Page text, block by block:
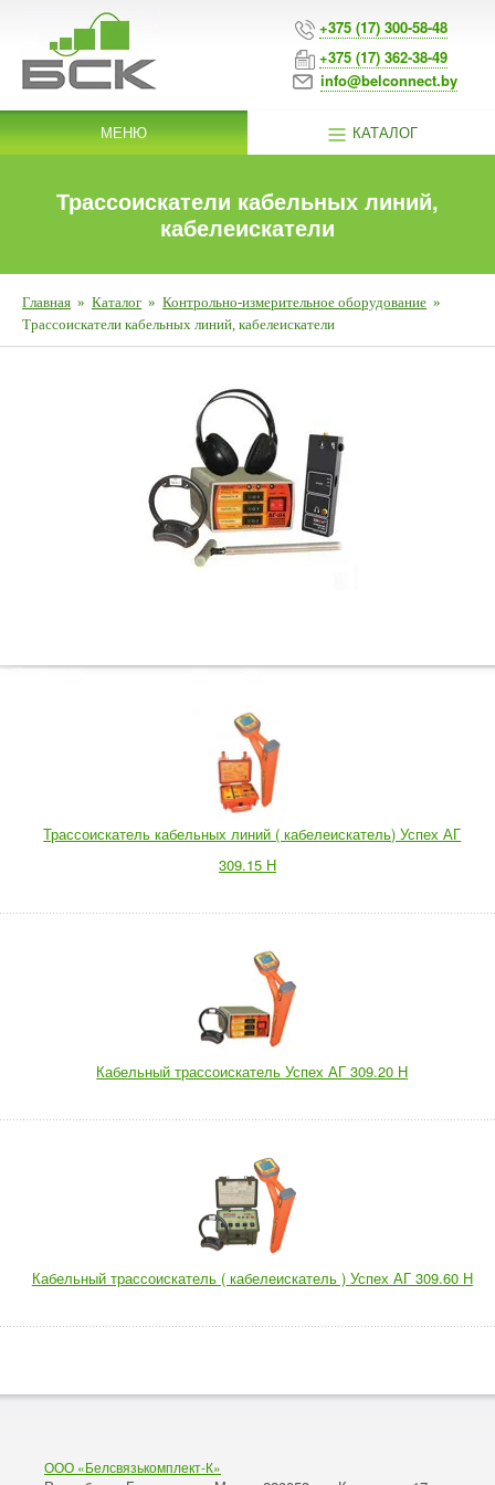
+375 (17) 300-58-48
+375 (17) 362-38-49
info@belconnect.by
МЕНЮ КАТАЛОГ
Трассоискатели кабельных линий,
кабелеискатели
Главная » Каталог » Контрольно-измерительное оборудование »
Трассоискатели кабельных линий, кабелеискатели
Трассоискатель кабельных линий ( кабелеискатель) Успех АГ
309.15 Н
Кабельный трассоискатель Успех АГ 309.20 Н
Кабельный трассоискатель ( кабелеискатель ) Успех АГ 309.60 Н
ООО «Белсвязькомплект-К»